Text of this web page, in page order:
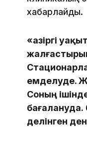
хабарлайды.
«Қазіргі
емделуде.
Соның
делінген